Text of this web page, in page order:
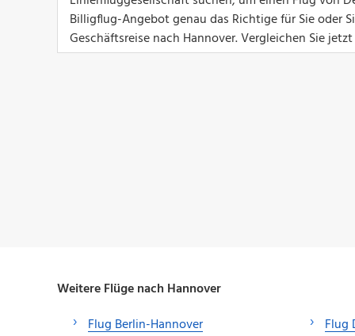
Billigflug-Angebot genau das Richtige für Sie oder
Geschäftsreise nach Hannover. Vergleichen Sie
Weitere Flüge nach Hannover
Flug Berlin-Hannover
Flug